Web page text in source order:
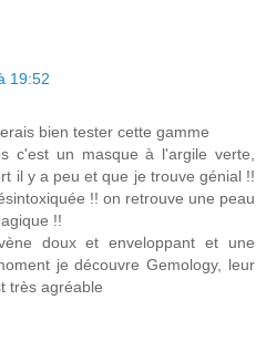
19:52
bien tester cette gamme
c'est un masque à l'argile verte,
il y a peu et que je trouve génial !!
!! on retrouve une peau
!!
doux et enveloppant et une
je découvre Gemology, leur
très agréable